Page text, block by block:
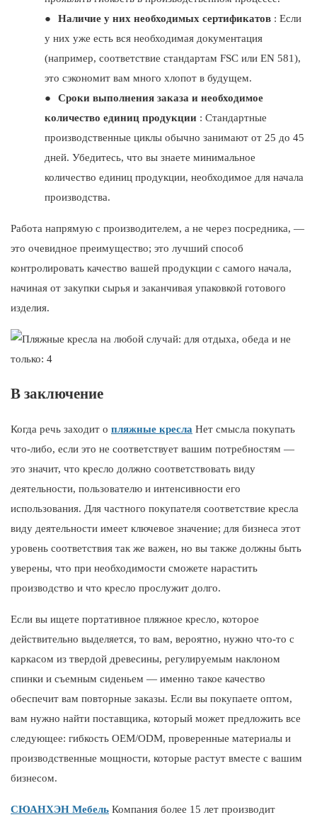
●
Наличие у них необходимых сертификатов : Если
у них уже есть вся необходимая документация
(например, соответствие стандартам FSC или EN 581),
это сэкономит вам много хлопот в будущем.
●
Сроки выполнения заказа и необходимое
количество единиц продукции : Стандартные
производственные циклы обычно занимают от 25 до 45
дней. Убедитесь, что вы знаете минимальное
количество единиц продукции, необходимое для начала
производства.
Работа напрямую с производителем, а не через посредника, —
это очевидное преимущество; это лучший способ
контролировать качество вашей продукции с самого начала,
начиная от закупки сырья и заканчивая упаковкой готового
изделия.
В заключение
Когда речь заходит о пляжные кресла Нет смысла покупать
что-либо, если это не соответствует вашим потребностям —
это значит, что кресло должно соответствовать виду
деятельности, пользователю и интенсивности его
использования. Для частного покупателя соответствие кресла
виду деятельности имеет ключевое значение; для бизнеса этот
уровень соответствия так же важен, но вы также должны быть
уверены, что при необходимости сможете нарастить
производство и что кресло прослужит долго.
Если вы ищете портативное пляжное кресло, которое
действительно выделяется, то вам, вероятно, нужно что-то с
каркасом из твердой древесины, регулируемым наклоном
спинки и съемным сиденьем — именно такое качество
обеспечит вам повторные заказы. Если вы покупаете оптом,
вам нужно найти поставщика, который может предложить все
следующее: гибкость OEM/ODM, проверенные материалы и
производственные мощности, которые растут вместе с вашим
бизнесом.
СЮАНХЭН Мебель Компания более 15 лет производит